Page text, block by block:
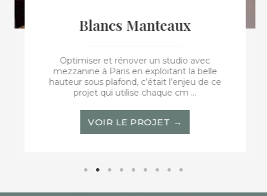
Blancs Manteaux
Optimiser et rénover un studio avec
mezzanine à Paris en exploitant la belle
hauteur sous plafond, c’était l’enjeu de ce
projet qui utilise chaque cm ...
VOIR LE PROJET →